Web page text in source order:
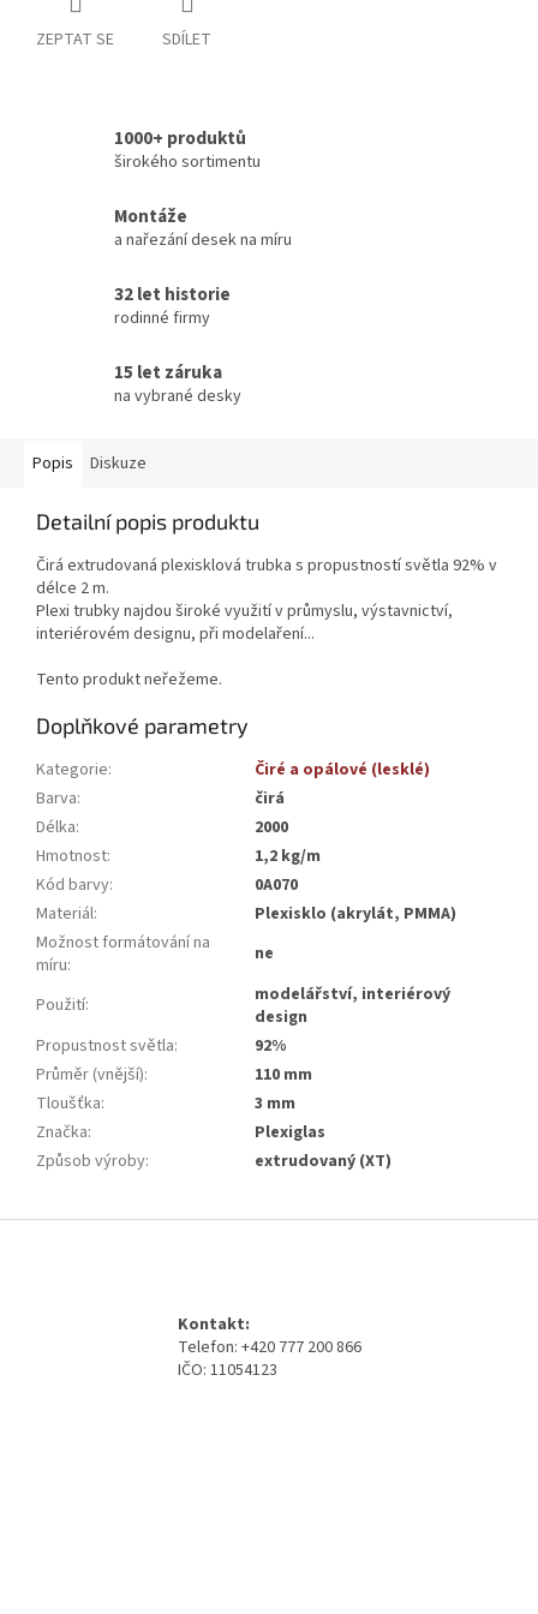
ZEPTAT SE SDÍLET
1000+ produktů
širokého sortimentu
Montáže
a nařezání desek na míru
32 let historie
rodinné firmy
15 let záruka
na vybrané desky
Popis Diskuze
Detailní popis produktu
Čirá extrudovaná plexisklová trubka s propustností světla 92% v
délce 2 m.
Plexi trubky najdou široké využití v průmyslu, výstavnictví,
interiérovém designu, při modelaření...
Tento produkt neřežeme.
Doplňkové parametry
Kategorie:
Čiré a opálové (lesklé)
Barva:
čirá
Délka:
2000
Hmotnost:
1,2 kg/m
Kód barvy:
0A070
Materiál:
Plexisklo (akrylát, PMMA)
Možnost formátování na
míru: ne
Použití:
modelářství, interiérový
design
Propustnost světla:
92%
Průměr (vnější):
110 mm
Tloušťka:
3 mm
Značka:
Plexiglas
Způsob výroby: extrudovaný (XT)
Kontakt:
Telefon: +420 777 200 866
IČO: 11054123